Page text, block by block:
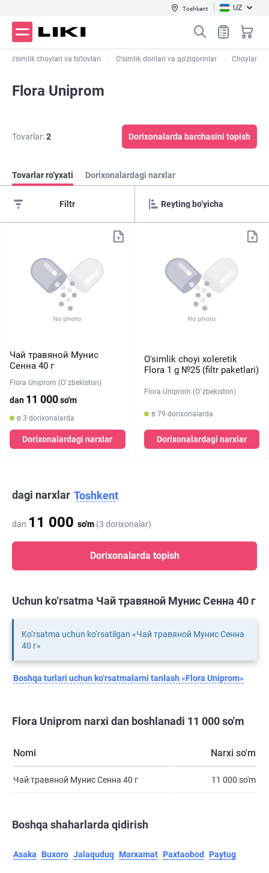
Toshkent UZ
o'simlik choylari va to'lovlari O'simlik dorilari va qo'ziqorinlar Choylar
Flora Uniprom
Tovarlar:2 Dorixonalarda barchasini topish
Tovarlar ro‘yxati Dorixonalardagi narxlar
Filtr
Чай травяной Мунис
Сенна 40 г
Flora Uniprom (O`zbekiston)
dan 11 000so'm
в 3 dorixonalarda
Dorixonalardagi narxlar
O'simlik choyi xoleretik
Flora 1 g №25 (filtr paketlari)
Flora Uniprom (O`zbekiston)
в 79 dorixonalarda
Dorixonalardagi narxlar
dagi narxlar Toshkent
dan 11 000 so'm (3 dorixonalar)
Dorixonalarda topish
Uchun ko‘rsatma Чай травяной Мунис Сенна 40 г
Ko‘rsatma uchun ko‘rsatilgan «Чай травяной Мунис Сенна
40 г»
Boshqa turlari uchun ko‘rsatmalarni tanlash «Flora Uniprom»
Flora Uniprom narxi dan boshlanadi 11 000 so'm
Nomi Narxi so'm
Чай травяной Мунис Сенна 40 г 11 000 so'm
Boshqa shaharlarda qidirish
Asaka Buxoro Jalaquduq Marxamat Paxtaobod Paytug